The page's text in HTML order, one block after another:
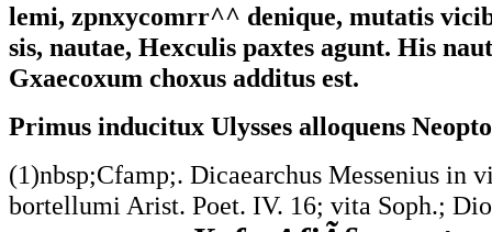
lemi, zpnxycomrr^^ denique, mutatis
sis, nautae, Hexculis paxtes agunt. His
Gxaecoxum choxus additus est.
Primus inducitux Ulysses alloquens
(1)nbsp;Cfamp;. Dicaearchus Messenius in
bortellumi Arist. Poet. IV. 16; vita Soph.;